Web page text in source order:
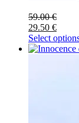
59.00€
29.50 €
Select